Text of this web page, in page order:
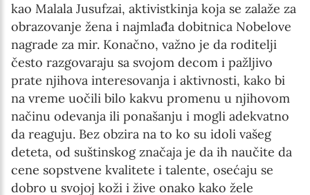
kao Malala Jusufzai, aktivistkinja koja se zalaže za
obrazovanje žena i najmlađa dobitnica Nobelove
nagrade za mir. Konačno, važno je da roditelji
često razgovaraju sa svojom decom i pažljivo
prate njihova interesovanja i aktivnosti, kako bi
na vreme uočili bilo kakvu promenu u njihovom
načinu odevanja ili ponašanju i mogli adekvatno
da reaguju. Bez obzira na to ko su idoli vašeg
deteta, od suštinskog značaja je da ih naučite da
cene sopstvene kvalitete i talente, osećaju se
dobro u svojoj koži i žive onako kako žele